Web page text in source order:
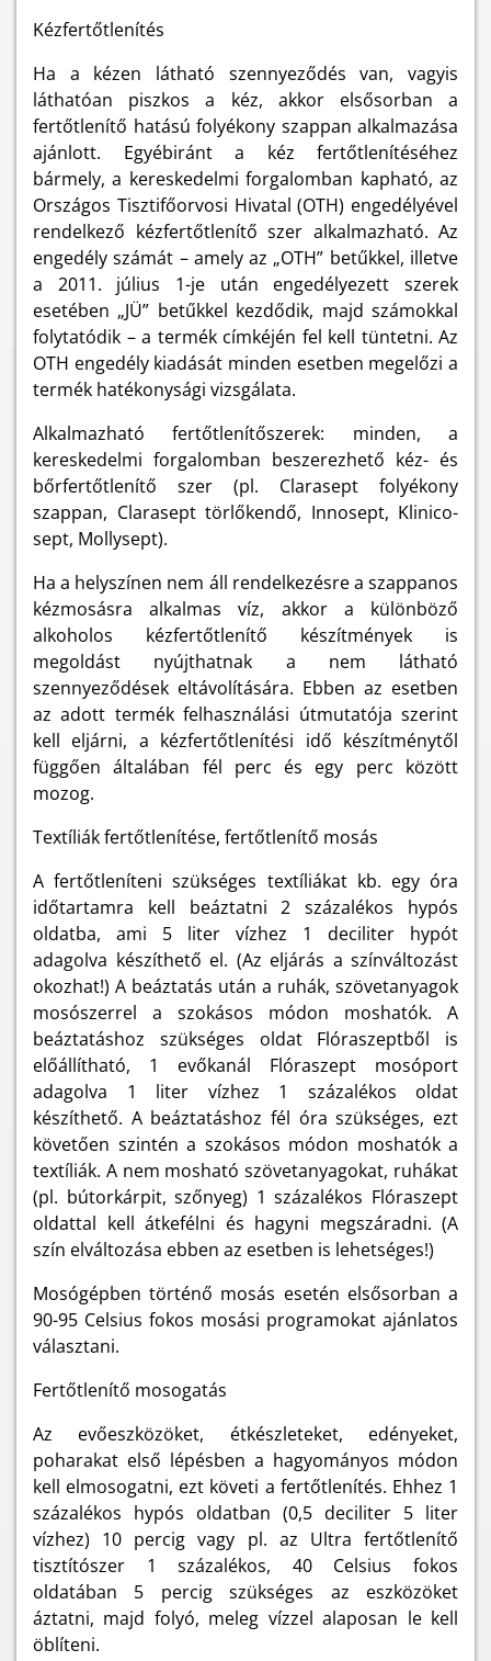
Kézfertőtlenítés
Ha a kézen látható szennyeződés van, vagyis
láthatóan piszkos a kéz, akkor elsősorban a
fertőtlenítő hatású folyékony szappan alkalmazása
ajánlott. Egyébiránt a kéz fertőtlenítéséhez
bármely, a kereskedelmi forgalomban kapható, az
Országos Tisztifőorvosi Hivatal (OTH) engedélyével
rendelkező kézfertőtlenítő szer alkalmazható. Az
engedély számát – amely az „OTH” betűkkel, illetve
a 2011. július 1-je után engedélyezett szerek
esetében „JÜ” betűkkel kezdődik, majd számokkal
folytatódik – a termék címkéjén fel kell tüntetni. Az
OTH engedély kiadását minden esetben megelőzi a
termék hatékonysági vizsgálata.
Alkalmazható fertőtlenítőszerek: minden, a
kereskedelmi forgalomban beszerezhető kéz- és
bőrfertőtlenítő szer (pl. Clarasept folyékony
szappan, Clarasept törlőkendő, Innosept, Klinico-
sept, Mollysept).
Ha a helyszínen nem áll rendelkezésre a szappanos
kézmosásra alkalmas víz, akkor a különböző
alkoholos kézfertőtlenítő készítmények is
megoldást nyújthatnak a nem látható
szennyeződések eltávolítására. Ebben az esetben
az adott termék felhasználási útmutatója szerint
kell eljárni, a kézfertőtlenítési idő készítménytől
függően általában fél perc és egy perc között
mozog.
Textíliák fertőtlenítése, fertőtlenítő mosás
A fertőtleníteni szükséges textíliákat kb. egy óra
időtartamra kell beáztatni 2 százalékos hypós
oldatba, ami 5 liter vízhez 1 deciliter hypót
adagolva készíthető el. (Az eljárás a színváltozást
okozhat!) A beáztatás után a ruhák, szövetanyagok
mosószerrel a szokásos módon moshatók. A
beáztatáshoz szükséges oldat Flóraszeptből is
előállítható, 1 evőkanál Flóraszept mosóport
adagolva 1 liter vízhez 1 százalékos oldat
készíthető. A beáztatáshoz fél óra szükséges, ezt
követően szintén a szokásos módon moshatók a
textíliák. A nem mosható szövetanyagokat, ruhákat
(pl. bútorkárpit, szőnyeg) 1 százalékos Flóraszept
oldattal kell átkefélni és hagyni megszáradni. (A
szín elváltozása ebben az esetben is lehetséges!)
Mosógépben történő mosás esetén elsősorban a
90-95 Celsius fokos mosási programokat ajánlatos
választani.
Fertőtlenítő mosogatás
Az evőeszközöket, étkészleteket, edényeket,
poharakat első lépésben a hagyományos módon
kell elmosogatni, ezt követi a fertőtlenítés. Ehhez 1
százalékos hypós oldatban (0,5 deciliter 5 liter
vízhez) 10 percig vagy pl. az Ultra fertőtlenítő
tisztítószer 1 százalékos, 40 Celsius fokos
oldatában 5 percig szükséges az eszközöket
áztatni, majd folyó, meleg vízzel alaposan le kell
öblíteni.